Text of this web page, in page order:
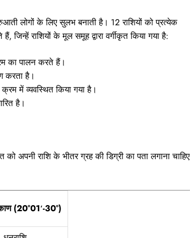
लोगों के लिए सुलभ बनाती है। 12 राशियों को प्रत्येक
राशियों के मूल समूह द्वारा वर्गीकृत किया गया है:
का पालन करते हैं।
करता है।
क्रम में व्यवस्थित किया गया है।
है।
अपनी राशि के भीतर ग्रह की डिग्री का पता लगाना चाहिए
(20°01′-30°)